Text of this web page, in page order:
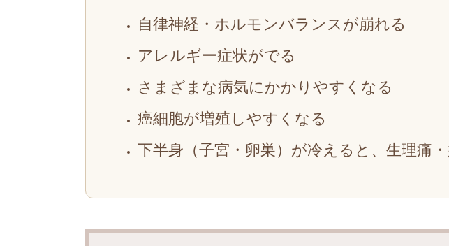
自律神経・ホルモンバランスが崩れる
アレルギー症状がでる
さまざまな病気にかかりやすくなる
癌細胞が増殖しやすくなる
下半身（子宮・卵巣）が冷えると、生理痛